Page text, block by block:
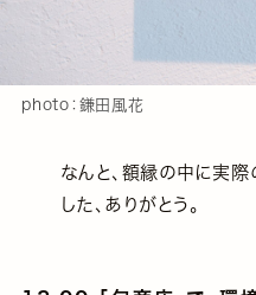
photo：鎌田風花
なんと、額縁の中に実際
した、ありがとう。